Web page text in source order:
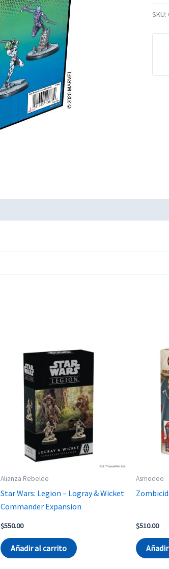
SKU:
Alianza Rebelde
Star Wars: Legion – Logray & Wicket
Commander Expansion
$550.00
Añadir al carrito
Asmodee
$510.00